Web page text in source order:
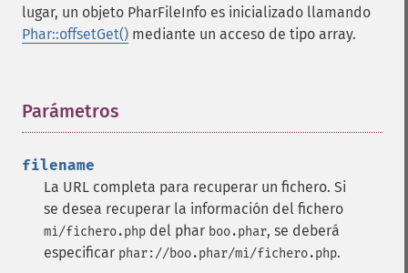
lugar, un objeto PharFileInfo es inicializado llamando
Phar::offsetGet() mediante un acceso de tipo array.
Parámetros
filename
La URL completa para recuperar un fichero. Si
se desea recuperar la información del fichero
mi/fichero.php del phar boo.phar, se deberá
especificar phar://boo.phar/mi/fichero.php.